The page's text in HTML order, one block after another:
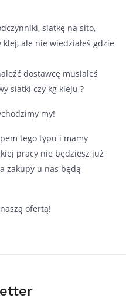
siatkę na sito,
ale nie wiedziałeś gdzie
dostawcę musiałeś
siatki czy kg kleju ?
my!
tego typu i mamy
pracy nie będziesz już
zakupy u nas będą
ofertą!